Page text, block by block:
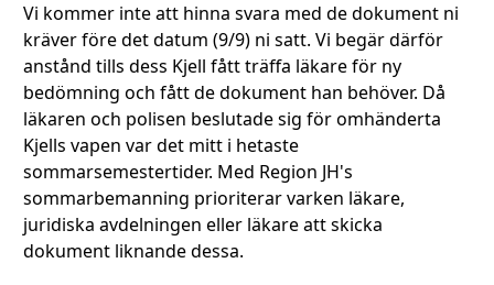
Vi kommer inte att hinna svara med de dokument ni
kräver före det datum (9/9) ni satt. Vi begär därför
anstånd tills dess Kjell fått träffa läkare för ny
bedömning och fått de dokument han behöver. Då
läkaren och polisen beslutade sig för omhänderta
Kjells vapen var det mitt i hetaste
sommarsemestertider. Med Region JH's
sommarbemanning prioriterar varken läkare,
juridiska avdelningen eller läkare att skicka
dokument liknande dessa.